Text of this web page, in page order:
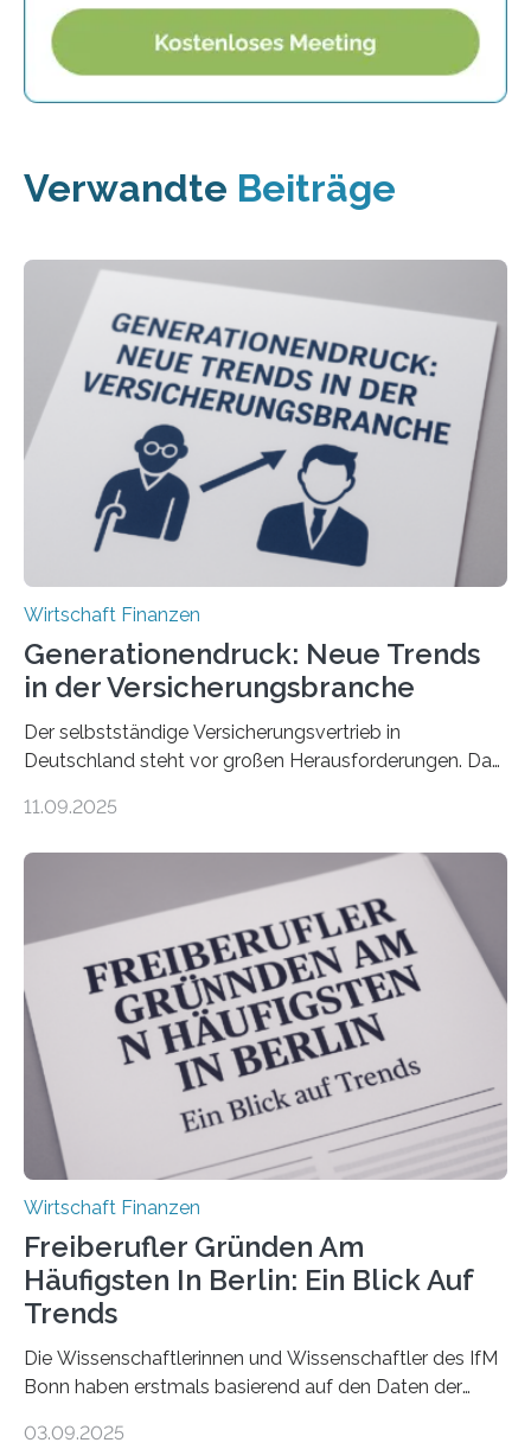
Verwandte Beiträge
Wirtschaft Finanzen
Generationendruck: Neue Trends
in der Versicherungsbranche
Der selbstständige Versicherungsvertrieb in
Deutschland steht vor großen Herausforderungen. Das
Dr. Matthias Beenken und Prof. Dr. Lukas Linnenbrink
Bundesverbands Deutscher Versicherungskaufleute e.V.
durchgeführt haben. Die Studie basiert auf den
Antworten von 1.440 selbstständigen
Versicherungsvertreter*innen und -makler*innen. Ein
Ergebnis: Deutlich mehr als die Hälfte der Befragten ist
über 50 Jahre alt und wird in den nächsten Jahren eine
Nachfolgeregelung benötigen. Aber nur ein Drittel hat
bereits Regelungen…
11.09.2025
Wirtschaft Finanzen
Freiberufler Gründen Am
Häufigsten In Berlin: Ein Blick Auf
Trends
Die Wissenschaftlerinnen und Wissenschaftler des IfM
Bonn haben erstmals basierend auf den Daten der
Landkreise mit den meisten Gründungen von
03.09.2025